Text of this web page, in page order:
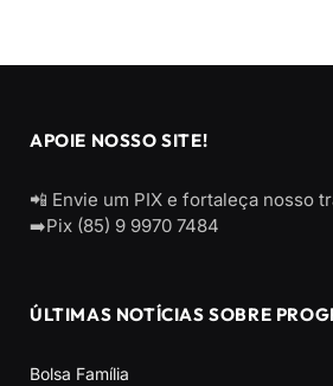
APOIE NOSSO SITE!
📲 Envie um PIX e fortaleça nosso
➡️Pix (85) 9 9970 7484
ÚLTIMAS NOTÍCIAS SOBRE
Bolsa Família